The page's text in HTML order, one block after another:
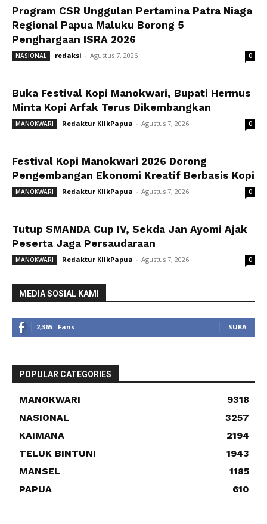
Program CSR Unggulan Pertamina Patra Niaga
Regional Papua Maluku Borong 5
Penghargaan ISRA 2026
NASIONAL redaksi - Agustus 7, 2026 0
Buka Festival Kopi Manokwari, Bupati Hermus
Minta Kopi Arfak Terus Dikembangkan
MANOKWARI Redaktur KlikPapua - Agustus 7, 2026 0
Festival Kopi Manokwari 2026 Dorong
Pengembangan Ekonomi Kreatif Berbasis Kopi
MANOKWARI Redaktur KlikPapua - Agustus 7, 2026 0
Tutup SMANDA Cup IV, Sekda Jan Ayomi Ajak
Peserta Jaga Persaudaraan
MANOKWARI Redaktur KlikPapua - Agustus 7, 2026 0
MEDIA SOSIAL KAMI
2,365 Fans SUKA
POPULAR CATEGORIES
MANOKWARI
9318
NASIONAL
3257
KAIMANA
2194
TELUK BINTUNI
1943
MANSEL
1185
PAPUA
610